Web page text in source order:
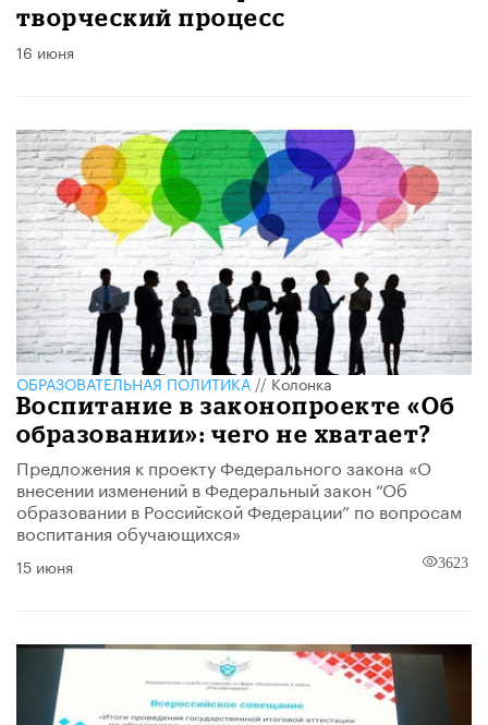
творческий процесс
16 июня
ОБРАЗОВАТЕЛЬНАЯ ПОЛИТИКА//Колонка
Воспитание в законопроекте «Об
образовании»: чего не хватает?
Предложения к проекту Федерального закона «О
внесении изменений в Федеральный закон “Об
образовании в Российской Федерации” по вопросам
воспитания обучающихся»
15 июня 3623